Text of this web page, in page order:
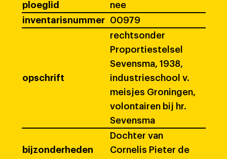
ploeglid
nee
inventarisnummer
00979
opschrift
rechtsonder
Proportiestelsel
Sevensma, 1938,
industrieschool v.
meisjes Groningen,
volontairen bij hr.
Sevensma
bijzonderheden
Dochter van
Cornelis Pieter de